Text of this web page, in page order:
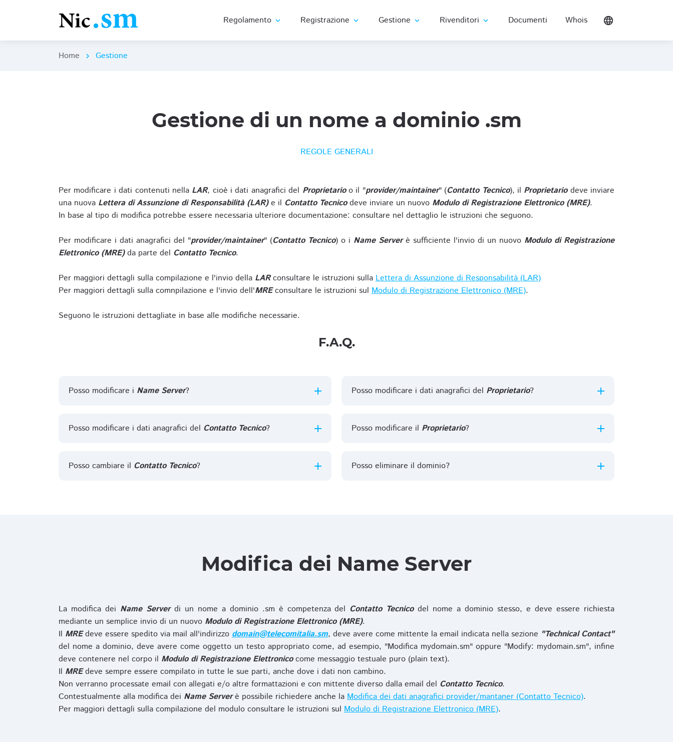
Regolamento expand_more Registrazione expand_more Gestione expand_more Rivenditori expand_more Documenti Whois language
Home chevron_right Gestione
Gestione di un nome a dominio .sm
REGOLE GENERALI
Per modificare i dati contenuti nella LAR, cioè i dati anagrafici del Proprietarioo il "provider/maintainer" (Contatto Tecnico), il Proprietariodeve inviare
una nuova Lettera di Assunzione di Responsabilità (LAR)e il Contatto Tecnicodeve inviare un nuovo Modulo di Registrazione Elettronico (MRE).
In base al tipo di modifica potrebbe essere necessaria ulteriore documentazione: consultare nel dettaglio le istruzioni che seguono.
Per modificare i dati anagrafici del "provider/maintainer" (Contatto Tecnico) o i Name Serverè sufficiente l'invio di un nuovo Modulo di Registrazione
Elettronico (MRE)da parte del Contatto Tecnico.
Per maggiori dettagli sulla compilazione e l'invio della LARconsultare le istruzioni sulla Lettera di Assunzione di Responsabilità (LAR)
Per maggiori dettagli sulla comnpilazione e l'invio dell'MREconsultare le istruzioni sul Modulo di Registrazione Elettronico (MRE).
Seguono le istruzioni dettagliate in base alle modifiche necessarie.
F.A.Q.
Posso modificare i Name Server?
Posso modificare i dati anagrafici del Contatto Tecnico?
Posso cambiare il Contatto Tecnico?
Posso modificare i dati anagrafici del Proprietario?
Posso modificare il Proprietario?
Posso eliminare il dominio?
Modifica dei Name Server
La modifica dei Name Serverdi un nome a dominio .sm è competenza del Contatto Tecnicodel nome a dominio stesso, e deve essere richiesta
mediante un semplice invio di un nuovo Modulo di Registrazione Elettronico (MRE).
Il MREdeve essere spedito via mail all'indirizzo domain@telecomitalia.sm, deve avere come mittente la email indicata nella sezione "Technical Contact"
del nome a dominio, deve avere come oggetto un testo appropriato come, ad esempio, "Modifica mydomain.sm" oppure "Modify: mydomain.sm", infine
deve contenere nel corpo il Modulo di Registrazione Elettronicocome messaggio testuale puro (plain text).
Il MREdeve sempre essere compilato in tutte le sue parti, anche dove i dati non cambino.
Non verranno processate email con allegati e/o altre formattazioni e con mittente diverso dalla email del Contatto Tecnico.
Contestualmente alla modifica dei Name Serverè possibile richiedere anche la Modifica dei dati anagrafici provider/mantaner (Contatto Tecnico).
Per maggiori dettagli sulla compilazione del modulo consultare le istruzioni sul Modulo di Registrazione Elettronico (MRE).